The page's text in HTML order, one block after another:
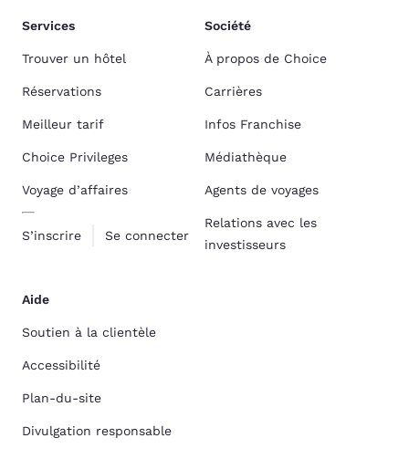
Services
Trouver un hôtel
Réservations
Meilleur tarif
Choice Privileges
Voyage d’affaires
S’inscrire Se connecter
Société
À propos de Choice
Carrières
Infos Franchise
Médiathèque
Agents de voyages
Relations avec les
investisseurs
Aide
Soutien à la clientèle
Accessibilité
Plan-du-site
Divulgation responsable